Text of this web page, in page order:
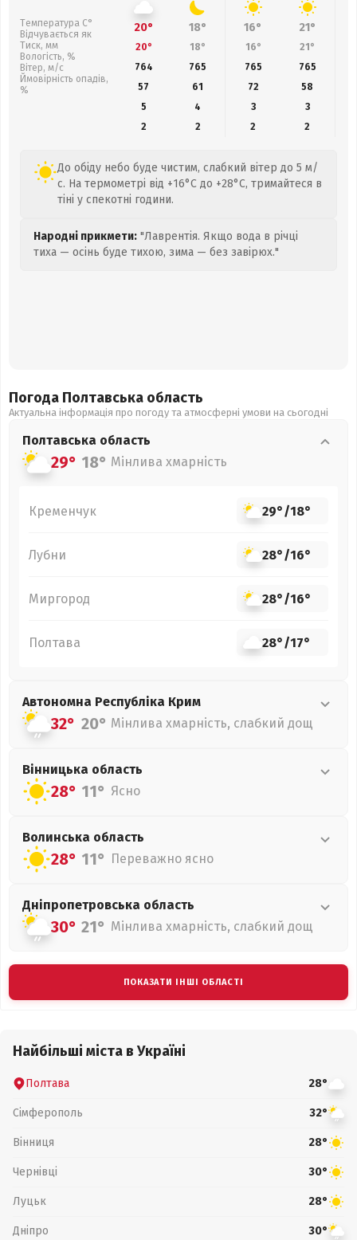
Температура С°
Відчувається як
Тиск, мм
Вологість, %
Вітер, м/с
Ймовірність опадів,
%
20° 18° 16° 21°
20° 18° 16° 21°
764
765 765 765
57
61 72 58
5
4 3
3
2
2 2 2
До обіду небо буде чистим, слабкий вітер до 5 м/
с. На термометрі від +16°C до +28°C, тримайтеся в
тіні у спекотні години.
Народні прикмети: "Лаврентія. Якщо вода в річці
тиха — осінь буде тихою, зима — без завірюх."
Погода Полтавська область
Актуальна інформація про погоду та атмосферні умови на сьогодні
Полтавська область
29° 18° Мінлива хмарність
Кременчук 29°/18°
Лубни 28°/16°
Миргород 28°/16°
Полтава 28°/17°
Автономна Республіка Крим
32° 20° Мінлива хмарність, слабкий дощ
Вінницька область
28° 11° Ясно
Волинська область
28° 11° Переважно ясно
Дніпропетровська область
30° 21° Мінлива хмарність, слабкий дощ
ПОКАЗАТИ ІНШІ ОБЛАСТІ
Найбільші міста в Україні
Полтава 28°
Сімферополь 32°
Вінниця 28°
Чернівці 30°
Луцьк 28°
Дніпро 30°